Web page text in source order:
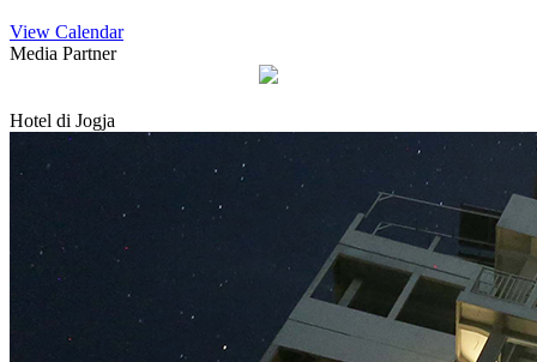
View Calendar
Media Partner
Hotel di Jogja